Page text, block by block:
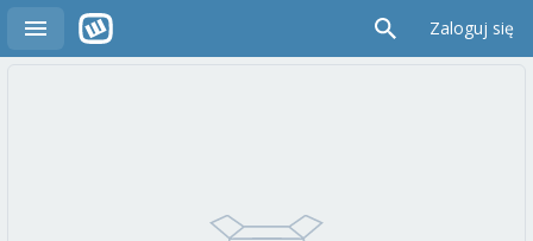
Zaloguj się